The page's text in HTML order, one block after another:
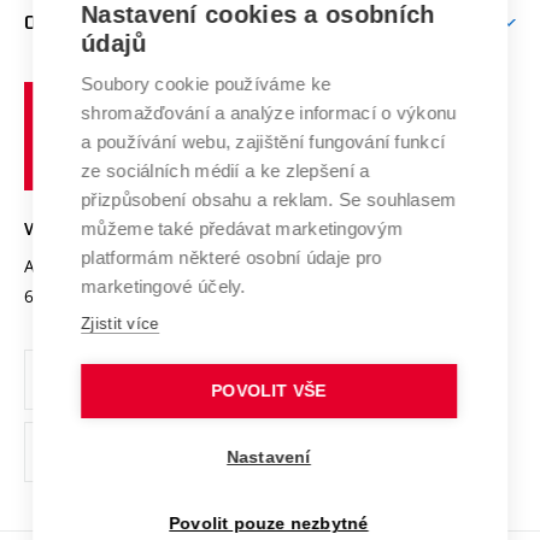
E-přihláška
Doktorské studium
Podpora podnikání
Mezinárodní vědecká rada
Systém zajišťování kvality výzkumu
Výzkumné infrastruktury
Transfer znalostí
Open Science
Projekty
Projekty ze strukturálních fondů
Specifický výzkum
Zahraniční spolupráce
Spolupráce se školami
Mezinárodní dohody
Univerzitní sítě
O UNIVERZITĚ
Profil univerzity
Udržitelná univerzita
Podnikavá univerzita / ContriBUTe
Bezpečná univerzita
Vyznamenání
Organizační struktura
Ochrana osobních údajů
odkaz)
učení
technické
Brně
VYSOKÉ UČENÍ TECHNICKÉ V BRNĚ
Antonínská 548/1
602 00 Brno
www.vut.cz
vut@vutbr.cz
Nastavení cookies a osobních
údajů
Soubory cookie používáme ke
shromažďování a analýze informací o výkonu
a používání webu, zajištění fungování funkcí
ze sociálních médií a ke zlepšení a
přizpůsobení obsahu a reklam. Se souhlasem
můžeme také předávat marketingovým
platformám některé osobní údaje pro
marketingové účely.
Zjistit více
POVOLIT VŠE
Nastavení
Povolit pouze nezbytné